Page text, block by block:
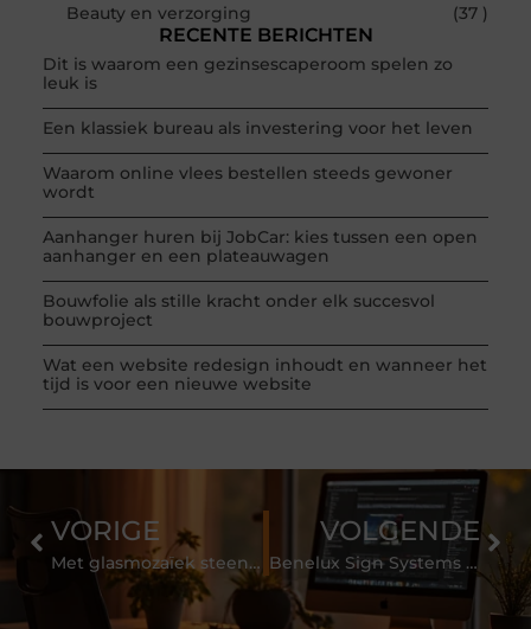
Beauty en verzorging
(37 )
RECENTE BERICHTEN
Dit is waarom een gezinsescaperoom spelen zo
leuk is
Een klassiek bureau als investering voor het leven
Waarom online vlees bestellen steeds gewoner
wordt
Aanhanger huren bij JobCar: kies tussen een open
aanhanger en een plateauwagen
Bouwfolie als stille kracht onder elk succesvol
bouwproject
Wat een website redesign inhoudt en wanneer het
tijd is voor een nieuwe website
VORIGE
Met glasmozaïek steentjes maakt u mooie sier in uw badkamer
VOLGENDE
Benelux Sign Systems is expert in gevelreclame en verlichting